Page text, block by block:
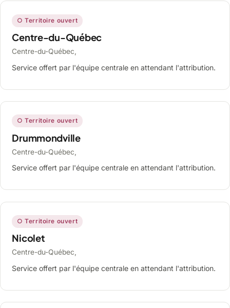
○ Territoire ouvert
Centre-du-Québec
Centre-du-Québec,
Service offert par l'équipe centrale en attendant l'attribution.
○ Territoire ouvert
Drummondville
Centre-du-Québec,
Service offert par l'équipe centrale en attendant l'attribution.
○ Territoire ouvert
Nicolet
Centre-du-Québec,
Service offert par l'équipe centrale en attendant l'attribution.